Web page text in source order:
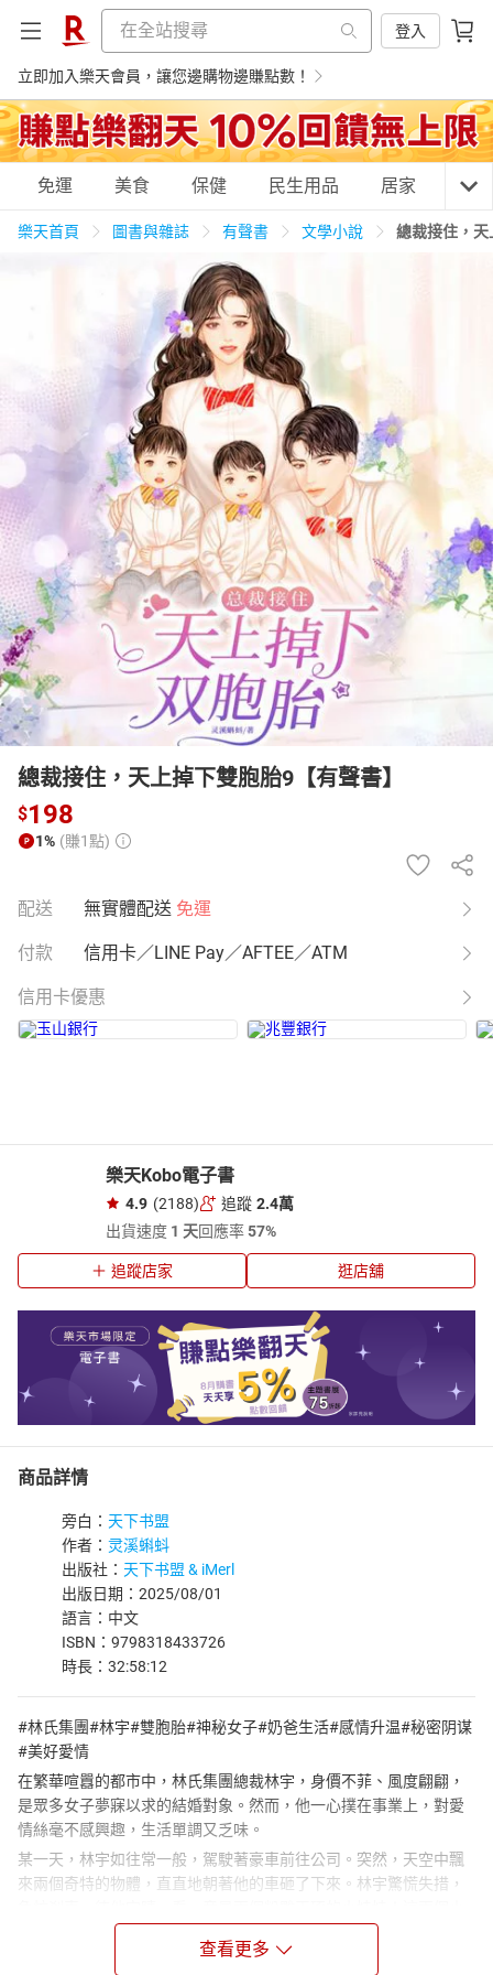
登入
立即加入樂天會員，讓您邊購物邊賺點數！
購物網分類
美食蛋糕 養生保健
居家生活 3C家電 運動休閒
女裝 男裝 化妝保養 情趣用品
日本購物 電子/紙本書
HOT
免運 美食 保健 民生用品 居家 3C
樂天首頁 圖書與雜誌 有聲書 文學小說 總裁接住，
總裁接住，天上掉下雙胞胎9【有聲書】
$198
1% (賺1點)
配送 無實體配送 免運
付款 信用卡／LINE Pay／AFTEE／ATM
信用卡優惠
樂天Kobo電子書
4.9 (2188) 追蹤 2.4萬
出貨速度 1 天回應率57%
追蹤店家 逛店舖
商品詳情
旁白： 天下书盟
作者： 灵溪蝌蚪
出版社： 天下书盟 & iMerl
出版日期：2025/08/01
語言：中文
ISBN：9798318433726
時長：32:58:12
#林氏集團#林宇#雙胞胎#神秘女子#奶爸生活#感情升温#秘密阴谋
#美好愛情
在繁華喧囂的都市中，林氏集團總裁林宇，身價不菲、風度翩翩，
是眾多女子夢寐以求的結婚對象。然而，他一心撲在事業上，對愛
情絲毫不感興趣，生活單調又乏味。
某一天，林宇如往常一般，駕駛著豪車前往公司。突然，天空中飄
來兩個奇特的物體，直直地朝著他的車砸了下來。林宇驚慌失措，
娃娃，一男一女，是龍鳳胎，長得極其可愛，一雙大眼睛忽閃忽
閃，正好奇地打量著林宇。查看更多